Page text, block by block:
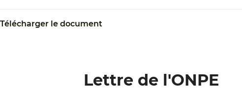
Télécharger le document
Lettre de l'ONPE